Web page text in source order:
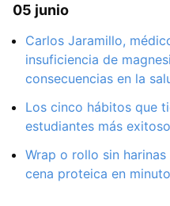
05 junio
Carlos Jaramillo,
insuficiencia de
consecuencias en la
Los cinco hábitos que
estudiantes más
Wrap o rollo sin
cena proteica en